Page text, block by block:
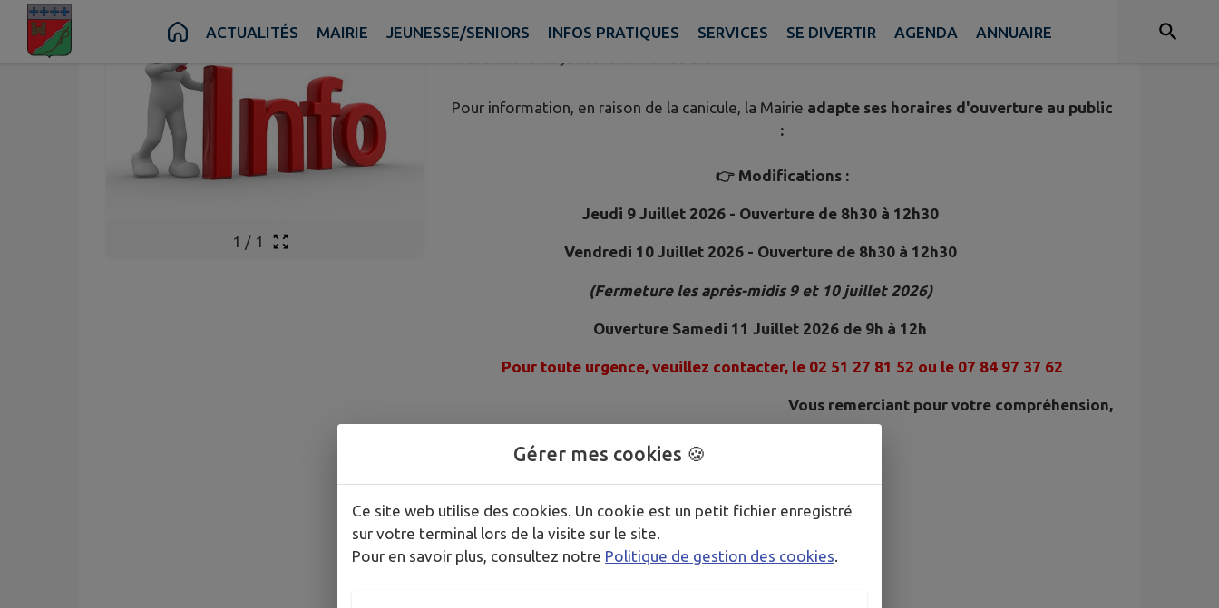
Contenu Recherche Pied de page
ACTUALITÉS MAIRIE JEUNESSE/SENIORS INFOS PRATIQUES SERVICES SE DIVERTIR AGENDA ANNUAIRE
1 / 1
D'OUVERTURE AU PUBLIC - MAIRIE
Pour information, en raison de la canicule, la Mairie adapte ses horaires d'ouverture au public
:
👉 Modifications :
Jeudi 9 Juillet 2026 - Ouverture de 8h30 à 12h30
Vendredi 10 Juillet 2026 - Ouverture de 8h30 à 12h30
(Fermeture les après-midis 9 et 10 juillet 2026)
Ouverture Samedi 11 Juillet 2026 de 9h à 12h
Pour toute urgence, veuillez contacter, le 02 51 27 81 52 ou le 07 84 97 37 62
Vous remerciant pour votre compréhension,
Gérer mes cookies 🍪
Ce site web utilise des cookies. Un cookie est un petit fichier enregistré
sur votre terminal lors de la visite sur le site.
Pour en savoir plus, consultez notre Politique de gestion des cookies.